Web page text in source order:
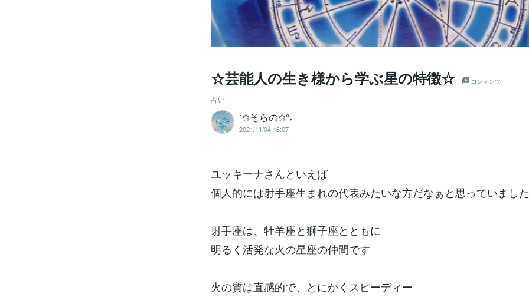
☆芸能人の生き様から学ぶ星の特徴☆ コンテンツ
占い
˚✩そらの✩°｡
2021/11/04 16:07
ユッキーナさんといえば
個人的には射手座生まれの代表みたいな方だなぁと思っていました
射手座は、牡羊座と獅子座とともに
明るく活発な火の星座の仲間です
火の質は直感的で、とにかくスピーディー